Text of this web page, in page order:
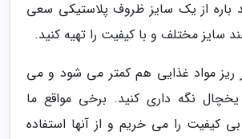
باره از یک سایز ظروف پلاستیکی سعی
مختلف و با کیفیت را تهیه کنید.
ریز مواد غذایی هم کمتر می شود و می
یخچال نگه داری کنید. برخی مواقع ما
کیفیت را می خریم و از آنها استفاده